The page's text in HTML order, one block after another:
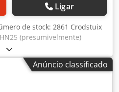
Ligar
de stock: 2861 Crodstuix
(presumivelmente)
mm retangular: 270x 250
500 mm abertura: 310 mm
de curso: 85 e 110
Anúncio classificado